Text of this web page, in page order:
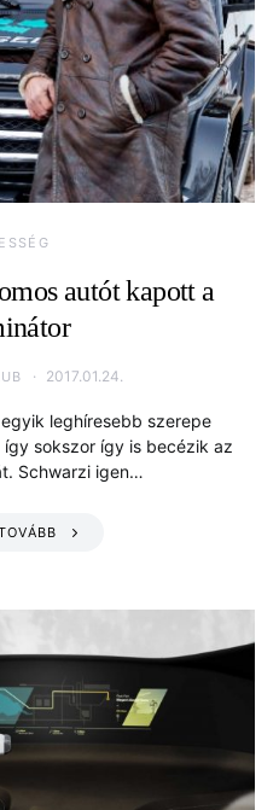
autót kapott a
2017.01.24.
leghíresebb szerepe
sokszor így is becézik az
Schwarzi igen…